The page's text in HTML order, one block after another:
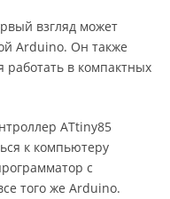
взгляд может
Arduino. Он также
работать в компактных
ATtiny85
к компьютеру
с
того же Arduino.